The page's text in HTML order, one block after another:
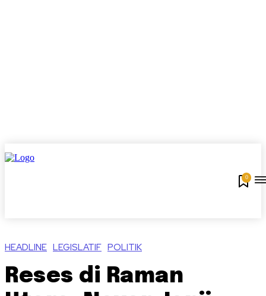
0
HEADLINE LEGISLATIF POLITIK
Reses di Raman